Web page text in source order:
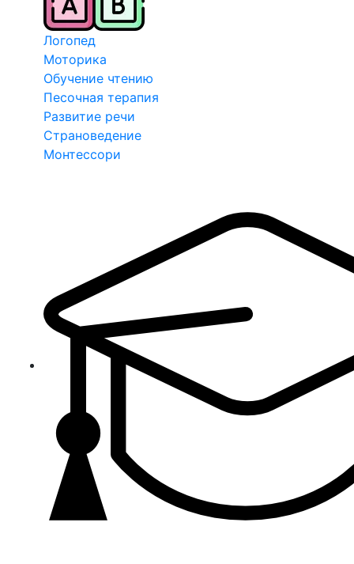
Логопед
Моторика
Обучение чтению
Песочная терапия
Развитие речи
Страноведение
Монтессори